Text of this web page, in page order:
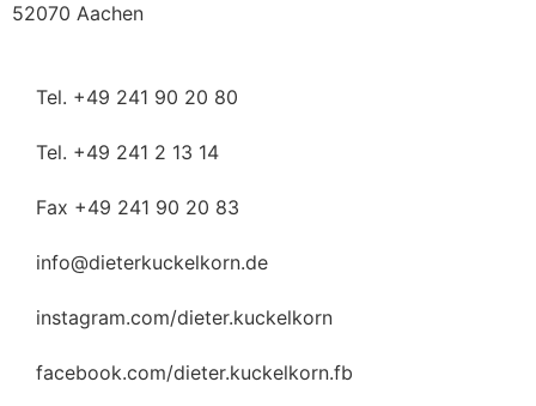
52070 Aachen
Tel. +49 241 90 20 80
Tel. +49 241 2 13 14
Fax +49 241 90 20 83
info@dieterkuckelkorn.de
instagram.com/dieter.kuckelkorn
facebook.com/dieter.kuckelkorn.fb